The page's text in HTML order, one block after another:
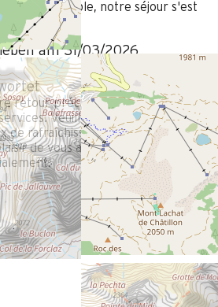
dans l'ensemble, notre séjour s'est
am 31/03/2026
retour précieux dans le cadre de
Veuillez noter qu’à chaque
de rafraîchissement sont prévus
de vous accueillir à nouveau au